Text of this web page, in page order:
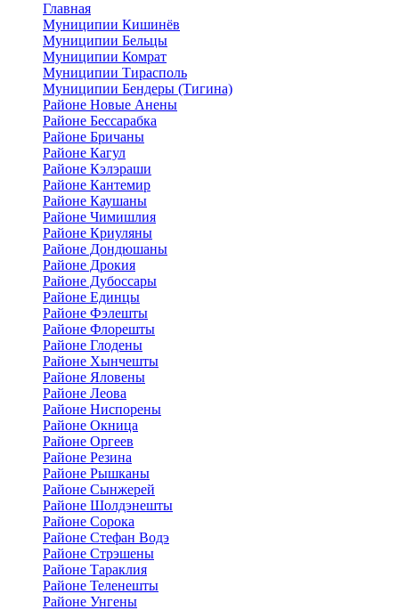
Главная
Муниципии Кишинёв
Муниципии Бельцы
Муниципии Комрат
Муниципии Тирасполь
Муниципии Бендеры (Тигина)
Районе Новые Анены
Районе Бессарабка
Районе Бричаны
Районе Кагул
Районе Кэлэраши
Районе Кантемир
Районе Каушаны
Районе Чимишлия
Районе Криуляны
Районе Дондюшаны
Районе Дрокия
Районе Дубоссары
Районе Единцы
Районе Фэлешты
Районе Флорешты
Районе Глодены
Районе Хынчешты
Районе Яловены
Районе Леова
Районе Ниспорены
Районе Окница
Районе Оргеев
Районе Резина
Районе Рышканы
Районе Сынжерей
Районе Шолдэнешты
Районе Сорока
Районе Стефан Водэ
Районе Стрэшены
Районе Тараклия
Районе Теленешты
Районе Унгены